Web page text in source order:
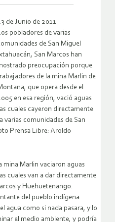
de Junio de 2011
pobladores de varias
de San Miguel
San Marcos han
preocupación porque
de la mina Marlin de
que opera desde el
en esa región, vació aguas
cuales cayeron directamente
varias comunidades de San
Prensa Libre: Aroldo
mina Marlin vaciaron aguas
cuales van a dar directamente
y Huehuetenango.
del pueblo indígena
agua como si nada pasara, y lo
el medio ambiente, y podría